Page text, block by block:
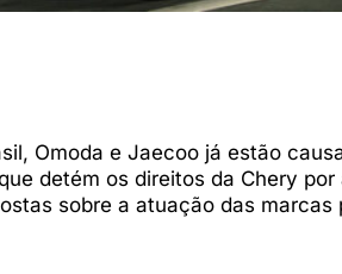
Omoda e Jaecoo já estão
detém os direitos da Chery
sobre a atuação das marcas